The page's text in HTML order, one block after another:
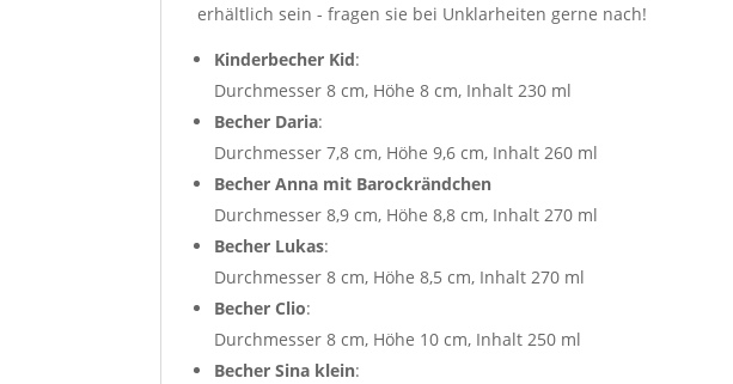
erhältlich sein - fragen sie bei Unklarheiten gerne nach!
Kinderbecher Kid:
Durchmesser 8 cm, Höhe 8 cm, Inhalt 230 ml
Becher Daria:
Durchmesser 7,8 cm, Höhe 9,6 cm, Inhalt 260 ml
Becher Anna mit Barockrändchen
Durchmesser 8,9 cm, Höhe 8,8 cm, Inhalt 270 ml
Becher Lukas:
Durchmesser 8 cm, Höhe 8,5 cm, Inhalt 270 ml
Becher Clio:
Durchmesser 8 cm, Höhe 10 cm, Inhalt 250 ml
Becher Sina klein: